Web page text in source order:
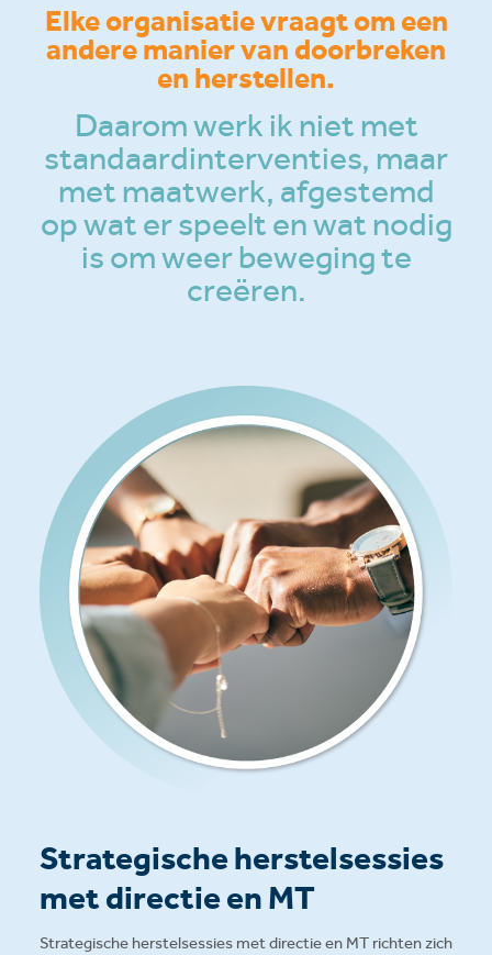
Elke organisatie vraagt om een
andere manier van doorbreken
en herstellen.
Daarom werk ik niet met
standaardinterventies, maar
met maatwerk, afgestemd
op wat er speelt en wat nodig
is om weer beweging te
creëren.
Strategische herstelsessies
met directie en MT
Strategische herstelsessies met directie en MT richten zich